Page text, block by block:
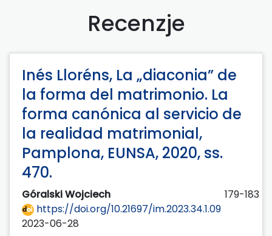
Recenzje
Inés Lloréns, La „diaconia” de
la forma del matrimonio. La
forma canónica al servicio de
la realidad matrimonial,
Pamplona, EUNSA, 2020, ss.
470.
Góralski Wojciech
179-183
https://doi.org/10.21697/im.2023.34.1.09
2023-06-28